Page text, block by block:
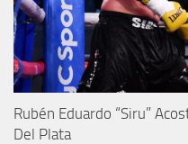
Rubén Eduardo “Siru”
Del Plata